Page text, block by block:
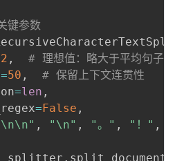
键参数
,
# 理想值：略大于平均句子
=50 ,
# 保留上下文连贯性
=len ,
= False ,
, "\n" , "。" , "！" ,
. split_documents